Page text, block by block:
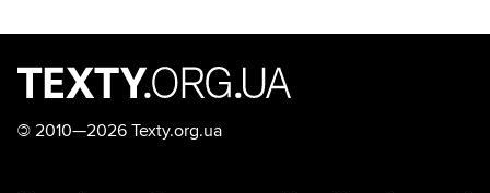
© 2010—2026 Texty.org.ua